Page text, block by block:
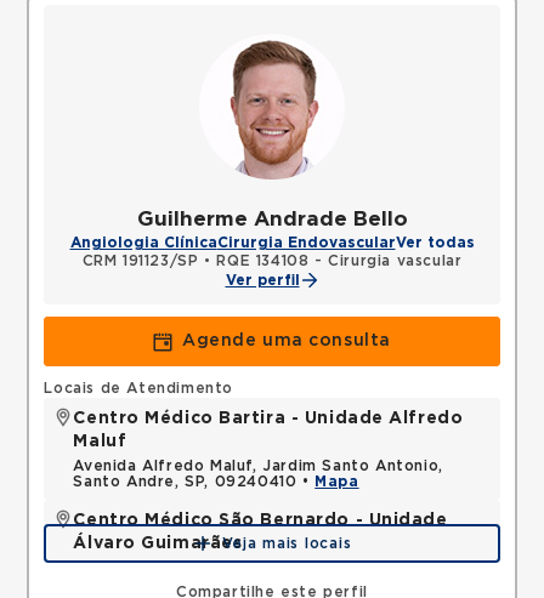
Guilherme Andrade Bello
Angiologia ClínicaCirurgia EndovascularVer todas
CRM 191123/SP •
RQE 134108 - Cirurgia vascular
Ver perfil
Agende uma consulta
Compartilhe este perfil
Locais de Atendimento
Centro Médico Bartira - Unidade Alfredo
Maluf
Avenida Alfredo Maluf, Jardim Santo Antonio,
Santo Andre, SP, 09240410 •
Mapa
Centro Médico São Bernardo - Unidade
Álvaro Guimarães
Avenida Alvaro Guimaraes, Assuncao, Sao Bernardo
do Campo, SP, 09810010 •
Mapa
Veja mais locais